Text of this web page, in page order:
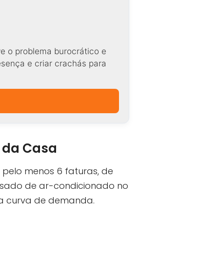
o problema burocrático e
e criar crachás para
Casa
menos 6 faturas, de
de ar-condicionado no
curva de demanda.